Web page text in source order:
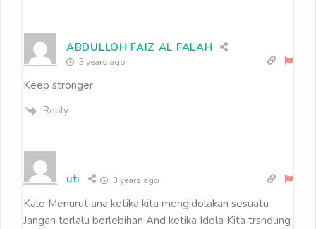
ABDULLOH FAIZ AL FALAH
3 years ago
Keep stronger
Reply
uti 3 years ago
Kalo Menurut ana ketika kita mengidolakan sesuatu
Jangan terlalu berlebihan And ketika Idola Kita trsndung